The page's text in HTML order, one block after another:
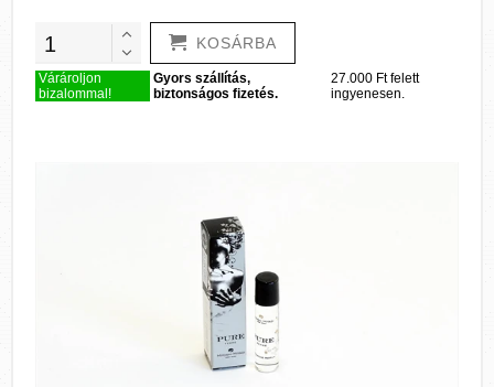
KOSÁRBA
Várároljon
bizalommal!
Gyors szállítás,
biztonságos fizetés.
27.000 Ft felett
ingyenesen.